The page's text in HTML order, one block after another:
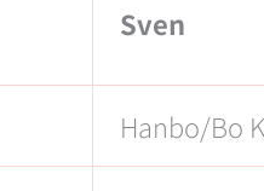
Sven
Hanbo/Bo